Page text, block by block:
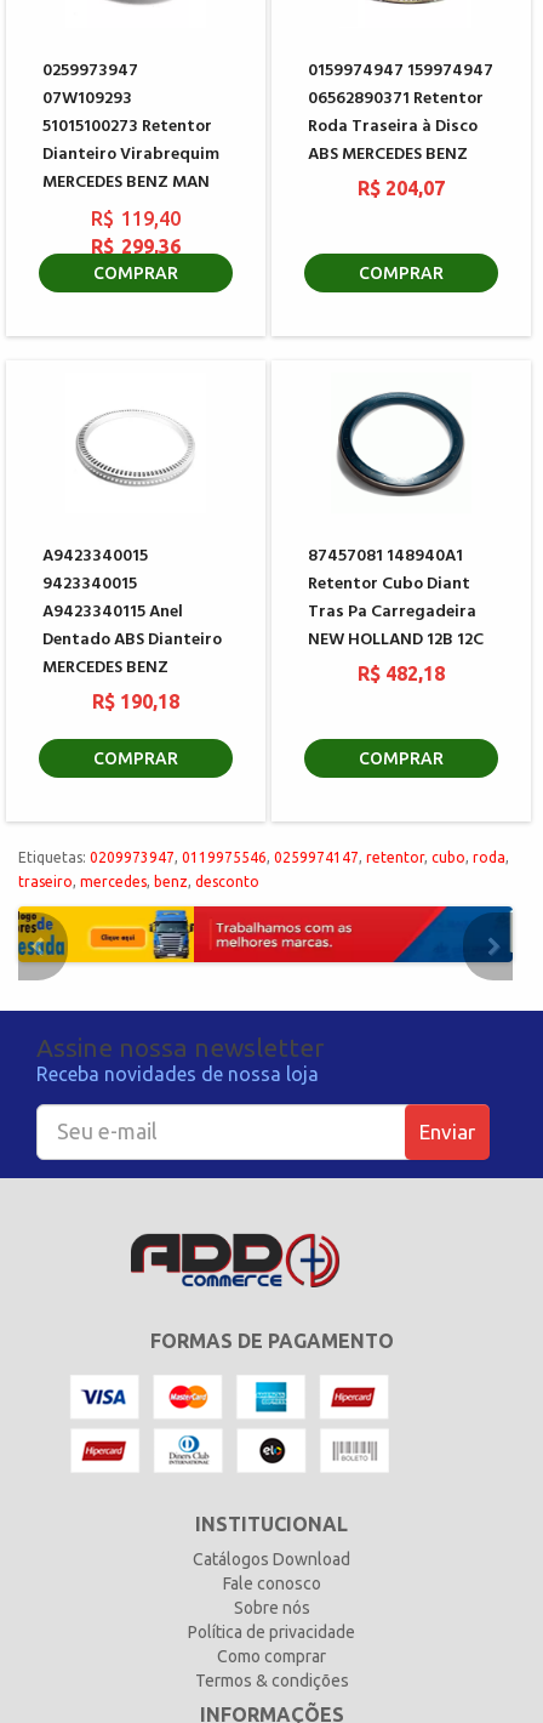
0259973947
07W109293
51015100273 Retentor
Dianteiro Virabrequim
MERCEDES BENZ MAN
R$ 119,40
R$ 299,36
COMPRAR
0159974947 159974947
06562890371 Retentor
Roda Traseira à Disco
ABS MERCEDES BENZ
R$ 204,07
COMPRAR
A9423340015
9423340015
A9423340115 Anel
Dentado ABS Dianteiro
MERCEDES BENZ
R$ 190,18
COMPRAR
87457081 148940A1
Retentor Cubo Diant
Tras Pa Carregadeira
NEW HOLLAND 12B 12C
R$ 482,18
COMPRAR
Etiquetas: 0209973947, 0119975546, 0259974147, retentor, cubo, roda,
traseiro, mercedes, benz, desconto
Assine nossa newsletter
Receba novidades de nossa loja
Enviar
FORMAS DE PAGAMENTO
INSTITUCIONAL
Catálogos Download
Fale conosco
Sobre nós
Política de privacidade
Como comprar
Termos & condições
INFORMAÇÕES